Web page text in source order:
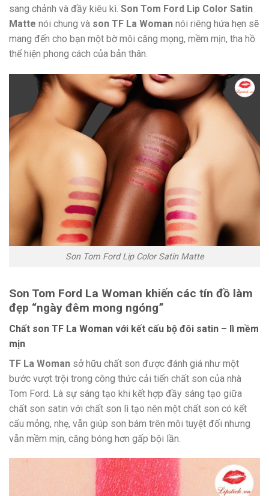
sang chảnh và đầy kiêu kì. Son Tom Ford Lip Color Satin
Matte nói chung và son TF La Woman nói riêng hứa hẹn sẽ
mang đến cho bạn một bờ môi căng mọng, mềm mịn, tha hồ
thể hiện phong cách của bản thân.
Son Tom Ford Lip Color Satin Matte
Son Tom Ford La Woman khiến các tín đồ làm
đẹp “ngày đêm mong ngóng”
Chất son TF La Woman với kết cấu bộ đôi satin – lì mềm
mịn
TF La Woman sở hữu chất son được đánh giá như một
bước vượt trội trong công thức cải tiến chất son của nhà
Tom Ford. Là sự sáng tạo khi kết hợp đầy sáng tạo giữa
chất son satin với chất son lì tạo nên một chất son có kết
cấu mỏng, nhẹ, vẫn giúp son bám trên môi tuyệt đối nhưng
vẫn mềm mịn, căng bóng hơn gấp bội lần.